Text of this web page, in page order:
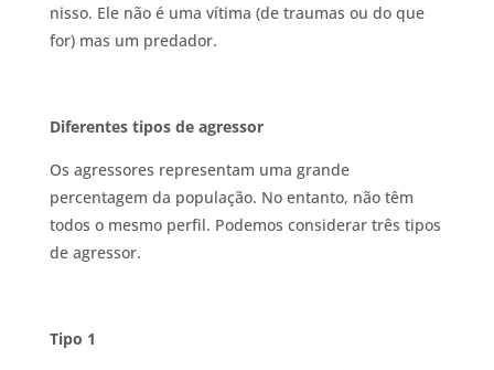
nisso. Ele não é uma vítima (de traumas ou do que
for) mas um predador.
Diferentes tipos de agressor
Os agressores representam uma grande
percentagem da população. No entanto, não têm
todos o mesmo perfil. Podemos considerar três tipos
de agressor.
Tipo 1